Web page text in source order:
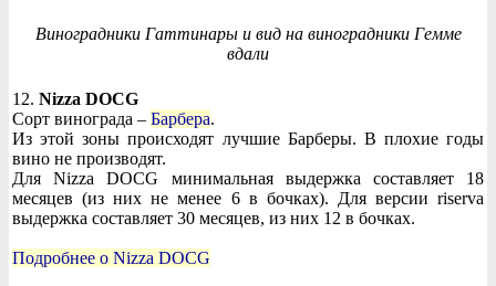
Виноградники Гаттинары и вид на виноградники Гемме
вдали
12. Nizza DOCG
Сорт винограда – Барбера.
Из этой зоны происходят лучшие Барберы. В плохие годы
вино не производят.
Для Nizza DOCG минимальная выдержка составляет 18
месяцев (из них не менее 6 в бочках). Для версии riserva
выдержка составляет 30 месяцев, из них 12 в бочках.
Подробнее о Nizza DOCG